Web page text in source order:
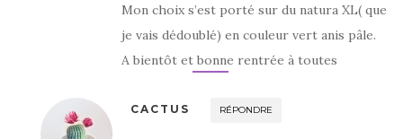
Mon choix s’est porté sur du natura XL( que
je vais dédoublé) en couleur vert anis pâle.
A bientôt et bonne rentrée à toutes
CACTUS RÉPONDRE